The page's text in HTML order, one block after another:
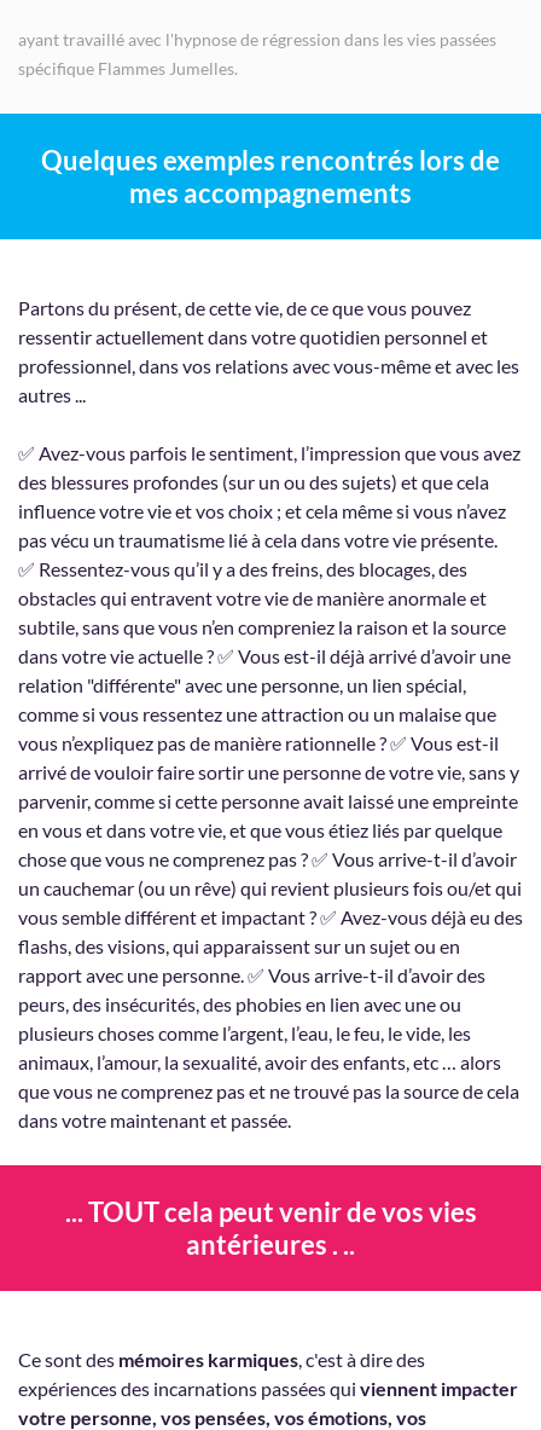
ayant travaillé avec l'hypnose de régression dans les vies passées
spécifique Flammes Jumelles.
Quelques exemples rencontrés lors de
mes accompagnements
Partons du présent, de cette vie, de ce que vous pouvez
ressentir actuellement dans votre quotidien personnel et
professionnel, dans vos relations avec vous-même et avec les
autres ...
✅ Avez-vous parfois le sentiment, l’impression que vous avez
des blessures profondes (sur un ou des sujets) et que cela
influence votre vie et vos choix ; et cela même si vous n’avez
pas vécu un traumatisme lié à cela dans votre vie présente.
✅ Ressentez-vous qu’il y a des freins, des blocages, des
obstacles qui entravent votre vie de manière anormale et
subtile, sans que vous n’en compreniez la raison et la source
dans votre vie actuelle ? ✅ Vous est-il déjà arrivé d’avoir une
relation "différente" avec une personne, un lien spécial,
comme si vous ressentez une attraction ou un malaise que
vous n’expliquez pas de manière rationnelle ? ✅ Vous est-il
arrivé de vouloir faire sortir une personne de votre vie, sans y
parvenir, comme si cette personne avait laissé une empreinte
en vous et dans votre vie, et que vous étiez liés par quelque
chose que vous ne comprenez pas ? ✅ Vous arrive-t-il d’avoir
un cauchemar (ou un rêve) qui revient plusieurs fois ou/et qui
vous semble différent et impactant ? ✅ Avez-vous déjà eu des
flashs, des visions, qui apparaissent sur un sujet ou en
rapport avec une personne. ✅ Vous arrive-t-il d’avoir des
peurs, des insécurités, des phobies en lien avec une ou
plusieurs choses comme l’argent, l’eau, le feu, le vide, les
animaux, l’amour, la sexualité, avoir des enfants, etc … alors
que vous ne comprenez pas et ne trouvé pas la source de cela
dans votre maintenant et passée.
... TOUT cela peut venir de vos vies
antérieures . ..
Ce sont des mémoires karmiques, c'est à dire des
expériences des incarnations passées qui viennent impacter
votre personne, vos pensées, vos émotions, vos